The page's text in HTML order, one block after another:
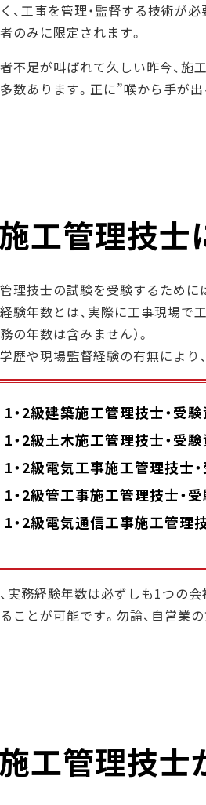
、工事を管理・監督する技術が
のみに限定されます。
不足が叫ばれて久しい昨今、施
数あります。正に”喉から手が
施工管理技士
理技士の試験を受験するために
験年数とは、実際に工事現場で
の年数は含みません）。
歴や現場監督経験の有無により
1・2級建築施工管理技士・受
1・2級土木施工管理技士・受
1・2級電気工事施工管理技士
1・2級管工事施工管理技士・
1・2級電気通信工事施工管理
、実務経験年数は必ずしも1つの
ことが可能です。勿論、自営業
施工管理技士